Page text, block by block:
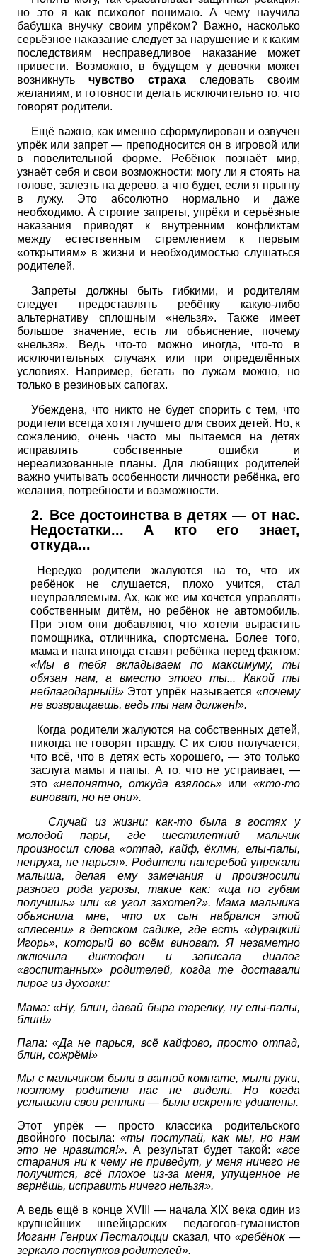
но это я как психолог понимаю. А чему научила
бабушка внучку своим упрёком? Важно, насколько
серьёзное наказание следует за нарушение и к каким
последствиям несправедливое наказание может
привести. Возможно, в будущем у девочки может
возникнуть чувство страха следовать своим
желаниям, и готовности делать исключительно то, что
говорят родители.
Ещё важно, как именно сформулирован и озвучен
упрёк или запрет — преподносится он в игровой или
в повелительной форме. Ребёнок познаёт мир,
узнаёт себя и свои возможности: могу ли я стоять на
голове, залезть на дерево, а что будет, если я прыгну
в лужу. Это абсолютно нормально и даже
необходимо. А строгие запреты, упрёки и серьёзные
наказания приводят к внутренним конфликтам
между естественным стремлением к первым
«открытиям» в жизни и необходимостью слушаться
родителей.
Запреты должны быть гибкими, и родителям
следует предоставлять ребёнку какую-либо
альтернативу сплошным «нельзя». Также имеет
большое значение, есть ли объяснение, почему
«нельзя». Ведь что-то можно иногда, что-то в
исключительных случаях или при определённых
условиях. Например, бегать по лужам можно, но
только в резиновых сапогах.
Убеждена, что никто не будет спорить с тем, что
родители всегда хотят лучшего для своих детей. Но, к
сожалению, очень часто мы пытаемся на детях
исправлять собственные ошибки и
нереализованные планы. Для любящих родителей
важно учитывать особенности личности ребёнка, его
желания, потребности и возможности.
2. Все достоинства в детях — от нас.
Недостатки... А кто его знает,
откуда...
Нередко родители жалуются на то, что их
ребёнок не слушается, плохо учится, стал
неуправляемым. Ах, как же им хочется управлять
собственным дитём, но ребёнок не автомобиль.
При этом они добавляют, что хотели вырастить
помощника, отличника, спортсмена. Более того,
мама и папа иногда ставят ребёнка перед фактом:
«Мы в тебя вкладываем по максимуму, ты
обязан нам, а вместо этого ты... Какой ты
неблагодарный!»Этот упрёк называется «почему
не возвращаешь, ведь ты нам должен!».
Когда родители жалуются на собственных детей,
никогда не говорят правду. С их слов получается,
что всё, что в детях есть хорошего, — это только
заслуга мамы и папы. А то, что не устраивает, —
это«непонятно, откуда взялось»или«кто-то
виноват, но не они».
Случай из жизни: как-то была в гостях у
молодой пары, где шестилетний мальчик
произносил слова «отпад, кайф, ёклмн, елы-палы,
непруха, не парься». Родители наперебой упрекали
малыша, делая ему замечания и произносили
разного рода угрозы, такие как: «ща по губам
получишь» или «в угол захотел?». Мама мальчика
объяснила мне, что их сын набрался этой
«плесени» в детском садике, где есть «дурацкий
Игорь», который во всём виноват. Я незаметно
включила диктофон и записала диалог
«воспитанных» родителей, когда те доставали
пирог из духовки:
Мама: «Ну, блин, давай быра тарелку, ну елы-палы,
блин!»
Папа: «Да не парься, всё кайфово, просто отпад,
блин, сожрём!»
Мы с мальчиком были в ванной комнате, мыли руки,
поэтому родители нас не видели. Но когда
услышали свои реплики — были искренне удивлены.
Этот упрёк — просто классика родительского
двойного посыла:«ты поступай, как мы, но нам
это не нравится!». А результат будет такой:«все
старания ни к чему не приведут, у меня ничего не
получится, всё плохое из-за меня, упущенное не
вернёшь, исправить ничего нельзя».
А ведь ещё в конце XVIII — начала XIX века один из
крупнейших швейцарских педагогов-гуманистов
Иоганн Генрих Песталоцци сказал, что «ребёнок —
зеркало поступков родителей».